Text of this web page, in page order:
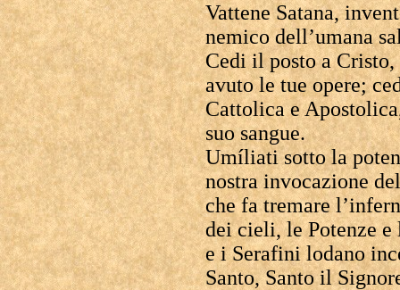
Vattene Satana,
nemico dell’umana
Cedi il posto a Cristo,
avuto le tue opere;
Cattolica e
suo sangue.
Umíliati sotto la
nostra invocazione
che fa tremare
dei cieli, le Potenze
e i Serafini lodano
Santo, Santo il